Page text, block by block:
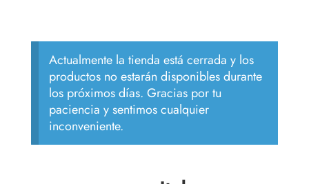
Actualmente la tienda está cerrada y los
productos no estarán disponibles durante
los próximos días. Gracias por tu
paciencia y sentimos cualquier
inconveniente.